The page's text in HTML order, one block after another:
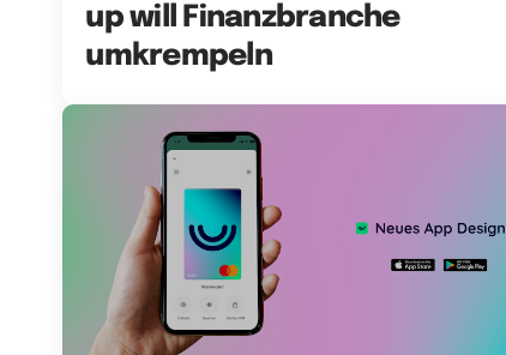
up will Finanzbranche
umkrempeln